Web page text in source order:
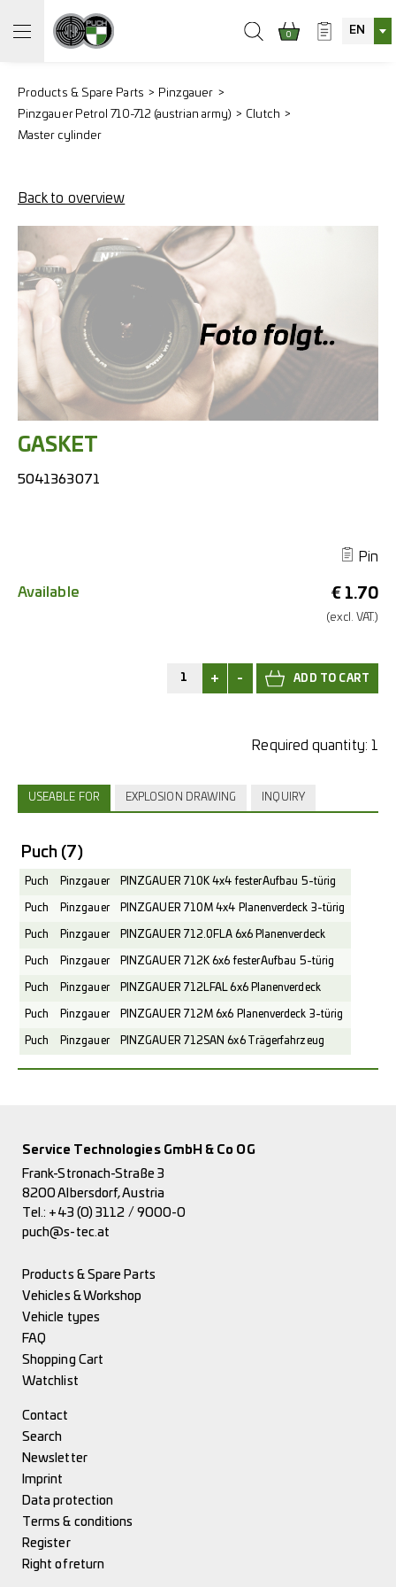
0 EN
Products & Spare Parts
Pinzgauer
Pinzgauer Petrol 710-712 (austrian army)
Clutch
Master cylinder
Back to overview
GASKET
5041363071
Pin
€ 1.70
(excl. VAT.)
Available
+ -
Required quantity: 1
USEABLE FOR EXPLOSION DRAWING INQUIRY
Puch (7)
Puch Pinzgauer PINZGAUER 710K 4x4 fester Aufbau 5-türig
Puch Pinzgauer PINZGAUER 710M 4x4 Planenverdeck 3-türig
Puch Pinzgauer PINZGAUER 712.0FLA 6x6 Planenverdeck
Puch Pinzgauer PINZGAUER 712K 6x6 fester Aufbau 5-türig
Puch Pinzgauer PINZGAUER 712LFAL 6x6 Planenverdeck
Puch Pinzgauer PINZGAUER 712M 6x6 Planenverdeck 3-türig
Puch Pinzgauer PINZGAUER 712SAN 6x6 Trägerfahrzeug
Service Technologies GmbH & Co OG
Frank-Stronach-Straße 3
8200 Albersdorf, Austria
Tel.: +43 (0) 3112 / 9000-0
puch@s-tec.at
Products & Spare Parts
Vehicles & Workshop
Vehicle types
FAQ
Shopping Cart
Watchlist
Contact
Search
Newsletter
Imprint
Data protection
Terms & conditions
Register
Right of return